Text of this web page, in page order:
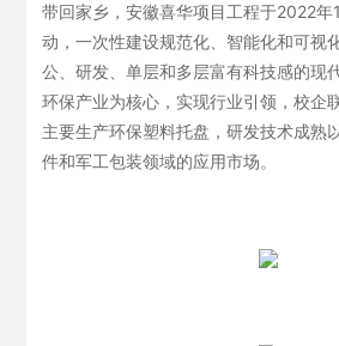
带回家乡，安徽喜华项目工程于2022年
动，一次性建设规范化、智能化和可视
公、研发、单层和多层富有科技感的现
环保产业为核心，实现行业引领，校企
主要生产环保塑料托盘，研发技术成熟
件和军工包装领域的应用市场。